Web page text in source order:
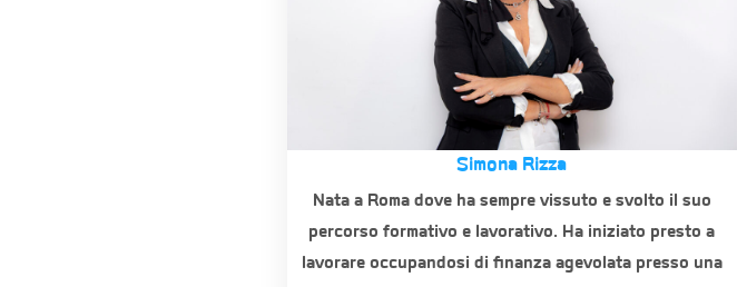
Simona Rizza
Nata a Roma dove ha sempre vissuto e svolto il suo
percorso formativo e lavorativo. Ha iniziato presto a
lavorare occupandosi di finanza agevolata presso una